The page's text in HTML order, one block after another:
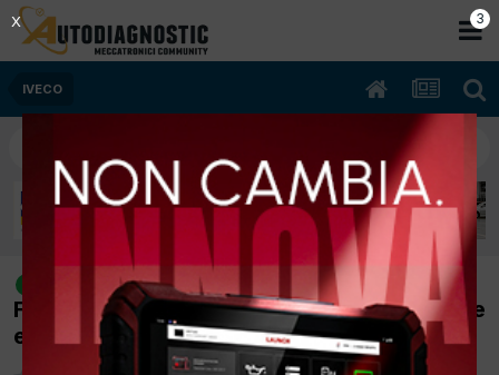
IVECO
[EUROTECH 06/2001 10308cc
F3AE068ID 316Kw Diesel] Il motore non parte
e spia EDC non si accende
2
X